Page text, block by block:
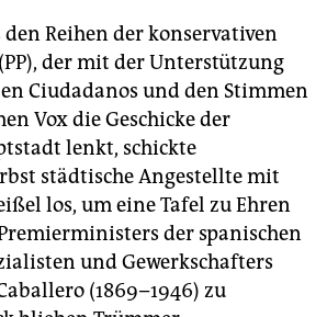
Reihen der konservativen
der mit der Unterstützung
Ciudadanos und den Stimmen
Vox die Geschicke der
lenkt, schickte
städtische Angestellte mit
los, um eine Tafel zu Ehren
der spanischen
und Gewerkschafters
(1869–1946) zu